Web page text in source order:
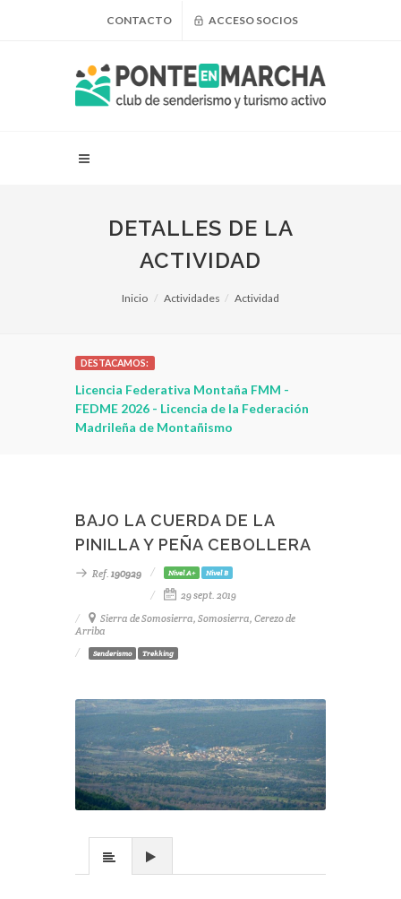
CONTACTO ACCESO SOCIOS
DETALLES DE LA
ACTIVIDAD
Inicio Actividades Actividad
DESTACAMOS:
Licencia Federativa Montaña FMM -
FEDME 2026 - Licencia de la Federación
Madrileña de Montañismo
BAJO LA CUERDA DE LA
PINILLA Y PEÑA CEBOLLERA
Ref. 190929 Nivel A+ Nivel B
29 sept. 2019
Sierra de Somosierra, Somosierra, Cerezo de
Arriba
Senderismo Trekking